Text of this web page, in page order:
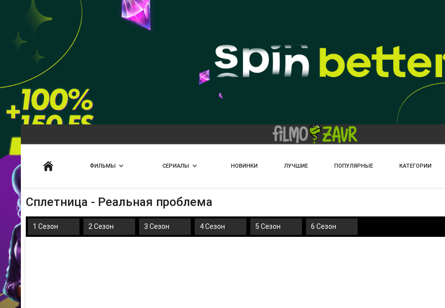
ФИЛЬМЫ СЕРИАЛЫ НОВИНКИ ЛУЧШИЕ ПОПУЛЯРНЫЕ КАТЕГОРИИ
Сплетница - Реальная проблема
1 Сезон 2 Сезон 3 Сезон 4 Сезон 5 Сезон 6 Сезон